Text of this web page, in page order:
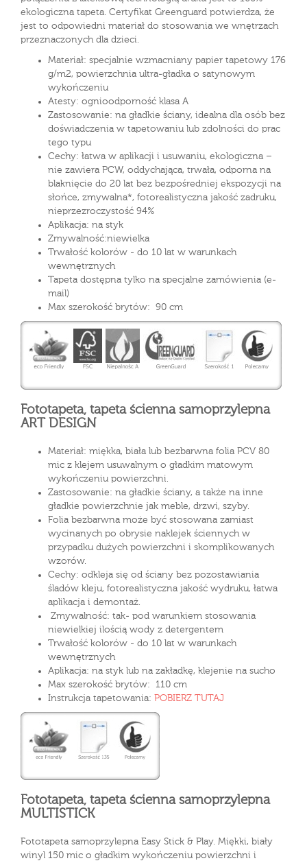
ekologiczna tapeta. Certyfikat Greenguard potwierdza, że
jest to odpowiedni materiał do stosowania we wnętrzach
przeznaczonych dla dzieci.
Materiał: specjalnie wzmacniany papier tapetowy 176
g/m2, powierzchnia ultra-gładka o satynowym
wykończeniu
Atesty: ognioodporność klasa A
Zastosowanie: na gładkie ściany, idealna dla osób bez
doświadczenia w tapetowaniu lub zdolności do prac
tego typu
Cechy: łatwa w aplikacji i usuwaniu, ekologiczna –
nie zawiera PCW, oddychająca, trwała, odporna na
blaknięcie do 20 lat bez bezpośredniej ekspozycji na
słońce, zmywalna*, fotorealistyczna jakość zadruku,
nieprzezroczystość 94%
Aplikacja: na styk
Zmywalność:niewielka
Trwałość kolorów - do 10 lat w warunkach
wewnętrznych
Tapeta dostępna tylko na specjalne zamówienia (e-
mail)
Max szerokość brytów: 90 cm
Fototapeta, tapeta ścienna samoprzylepna
ART DESIGN
Materiał: miękka, biała lub bezbarwna folia PCV 80
mic z klejem usuwalnym o gładkim matowym
wykończeniu powierzchni.
Zastosowanie: na gładkie ściany, a także na inne
gładkie powierzchnie jak meble, drzwi, szyby.
Folia bezbarwna może być stosowana zamiast
wycinanych po obrysie naklejek ściennych w
przypadku dużych powierzchni i skomplikowanych
wzorów.
Cechy: odkleja się od ściany bez pozostawiania
śladów kleju, fotorealistyczna jakość wydruku, łatwa
aplikacja i demontaż.
Zmywalność: tak- pod warunkiem stosowania
niewielkiej ilością wody z detergentem
Trwałość kolorów - do 10 lat w warunkach
wewnętrznych
Aplikacja: na styk lub na zakładkę, klejenie na sucho
Max szerokość brytów: 110 cm
Instrukcja tapetowania: POBIERZ TUTAJ
Fototapeta, tapeta ścienna samoprzylepna
MULTISTICK
Fototapeta samoprzylepna Easy Stick & Play. Miękki, biały
winyl 150 mic o gładkim wykończeniu powierzchni i